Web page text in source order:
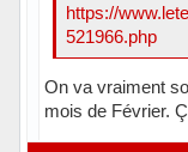
https://
521966.php
On va vraiment
mois de Février.